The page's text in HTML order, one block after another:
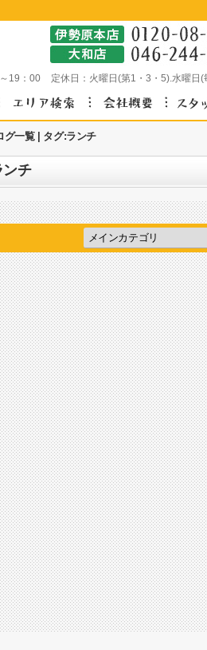
19：00 定休日： 火曜日(第1・3・5).水曜日(
一覧 | タグ:ランチ
チ